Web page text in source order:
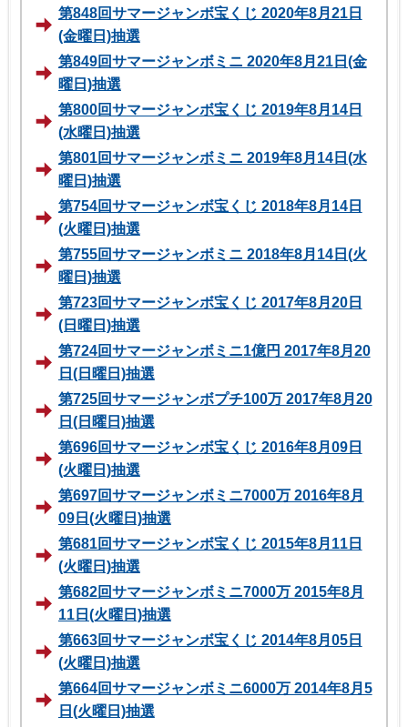
第848回サマージャンボ宝くじ 2020年8月21日
(金曜日)抽選
第849回サマージャンボミニ 2020年8月21日(金
曜日)抽選
第800回サマージャンボ宝くじ 2019年8月14日
(水曜日)抽選
第801回サマージャンボミニ 2019年8月14日(水
曜日)抽選
第754回サマージャンボ宝くじ 2018年8月14日
(火曜日)抽選
第755回サマージャンボミニ 2018年8月14日(火
曜日)抽選
第723回サマージャンボ宝くじ 2017年8月20日
(日曜日)抽選
第724回サマージャンボミニ1億円 2017年8月20
日(日曜日)抽選
第725回サマージャンボプチ100万 2017年8月20
日(日曜日)抽選
第696回サマージャンボ宝くじ 2016年8月09日
(火曜日)抽選
第697回サマージャンボミニ7000万 2016年8月
09日(火曜日)抽選
第681回サマージャンボ宝くじ 2015年8月11日
(火曜日)抽選
第682回サマージャンボミニ7000万 2015年8月
11日(火曜日)抽選
第663回サマージャンボ宝くじ 2014年8月05日
(火曜日)抽選
第664回サマージャンボミニ6000万 2014年8月5
日(火曜日)抽選